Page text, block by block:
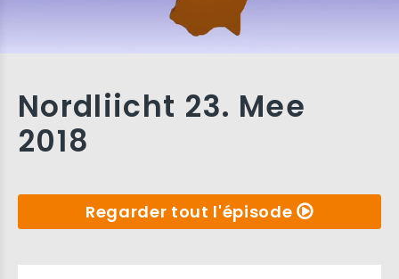
Nordliicht 23. Mee
2018
Regarder tout l'épisode